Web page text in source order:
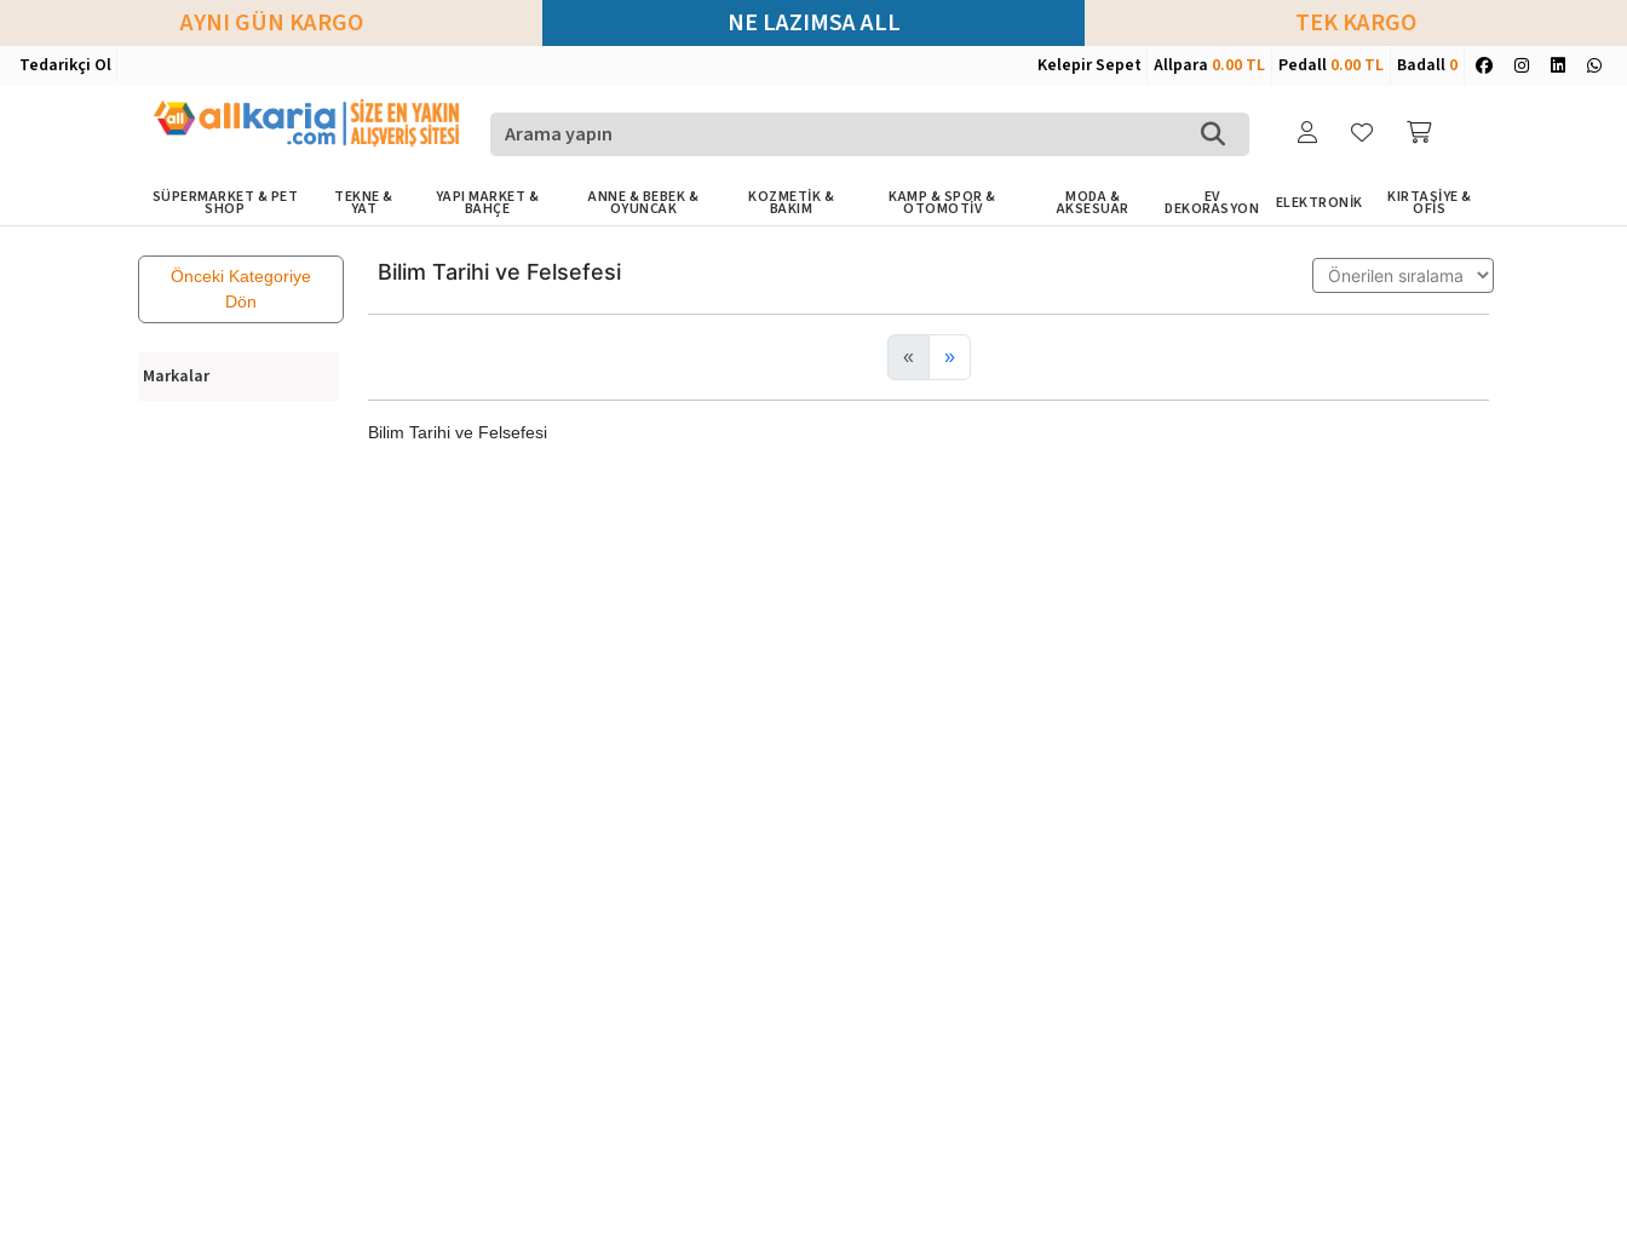
AYNI GÜN KARGO NE LAZIMSA ALL TEK KARGO
Tedarikçi Ol Kelepir Sepet Allpara 0.00 TL Pedall 0.00 TL Badall 0
SÜPERMARKET & PET
SHOP
TEKNE &
YAT
YAPI MARKET &
BAHÇE
ANNE & BEBEK &
OYUNCAK
KOZMETİK &
BAKIM
KAMP & SPOR &
OTOMOTİV
MODA &
AKSESUAR
EV
DEKORASYON ELEKTRONİK KIRTASİYE &
OFİS
Önceki Kategoriye
Dön
Markalar
Bilim Tarihi ve Felsefesi
« »
Bilim Tarihi ve Felsefesi